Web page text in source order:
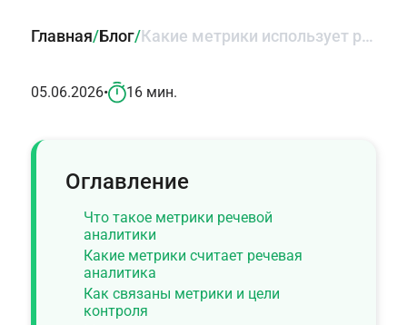
Главная/Блог/ Какие метрики использует речевая аналитика и как их применять
05.06.2026• 16 мин.
Оглавление
Что такое метрики речевой
аналитики
Какие метрики считает речевая
аналитика
Как связаны метрики и цели
контроля